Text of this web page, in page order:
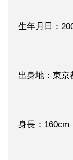
生年月日：
出身地：東京
身長：160cm